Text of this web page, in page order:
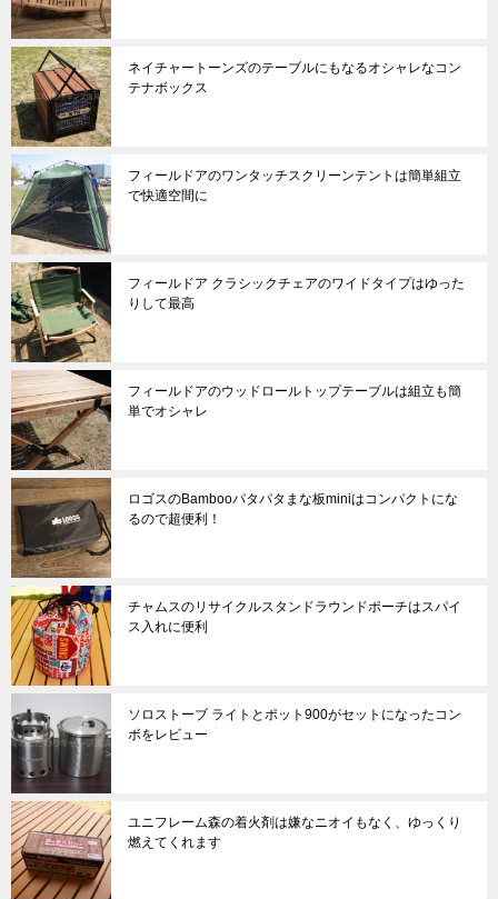
ネイチャートーンズのテーブルにもなるオシャレなコン
テナボックス
フィールドアのワンタッチスクリーンテントは簡単組立
で快適空間に
フィールドア クラシックチェアのワイドタイプはゆった
りして最高
フィールドアのウッドロールトップテーブルは組立も簡
単でオシャレ
ロゴスのBambooパタパタまな板miniはコンパクトにな
るので超便利！
チャムスのリサイクルスタンドラウンドポーチはスパイ
ス入れに便利
ソロストーブ ライトとポット900がセットになったコン
ボをレビュー
ユニフレーム森の着火剤は嫌なニオイもなく、ゆっくり
燃えてくれます